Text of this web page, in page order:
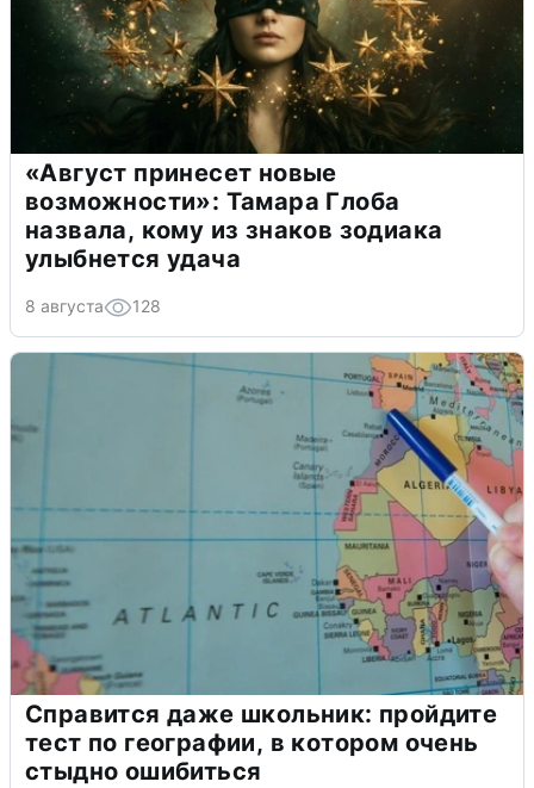
«Август принесет новые
возможности»: Тамара Глоба
назвала, кому из знаков зодиака
улыбнется удача
8 августа 128
Справится даже школьник: пройдите
тест по географии, в котором очень
стыдно ошибиться